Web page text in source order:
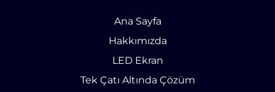
Ana Sayfa
Hakkımızda
LED Ekran
Tek Çatı Altında Çözüm